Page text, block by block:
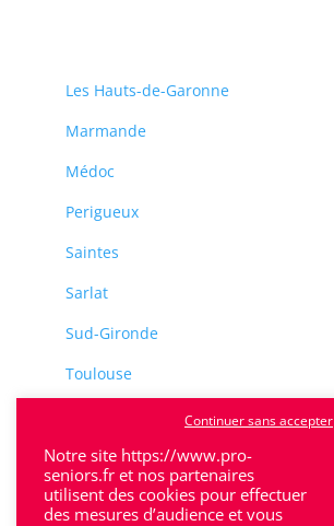
Les Hauts-de-Garonne
Marmande
Médoc
Perigueux
Saintes
Sarlat
Sud-Gironde
Toulouse
Villeneuve-Sur-Lot
Notre site https://www.pro-
seniors.fr et nos partenaires
utilisent des cookies pour effectuer
des mesures d’audience et vous
Continuer sans accepter